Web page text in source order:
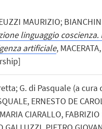
MAURIZIO;
linguaggio
artificiale,
G. di Pasquale (a cura
ERNESTO DE
CIARALLO,